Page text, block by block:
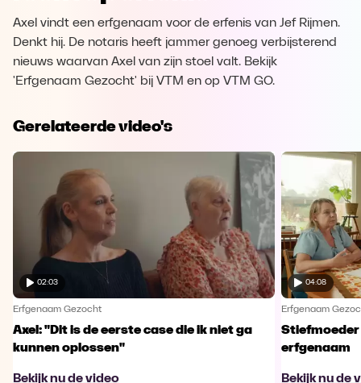
Axel vindt een erfgenaam voor de erfenis van Jef Rijmen.
Denkt hij. De notaris heeft jammer genoeg verbijsterend
nieuws waarvan Axel van zijn stoel valt. Bekijk
'Erfgenaam Gezocht' bij VTM en op VTM GO.
Gerelateerde video's
02:03
Erfgenaam Gezocht
Axel: "Dit is de eerste case die ik niet ga
kunnen oplossen"
Bekijk nu de video
04:08
Erfgenaam
erfgenaam
Bekijk nu de